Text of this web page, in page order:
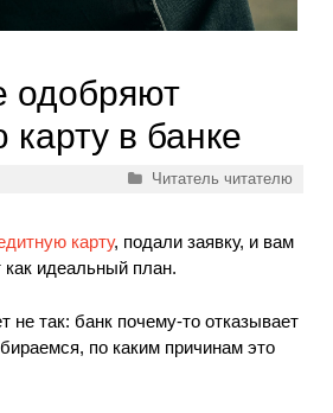
одобряют
карту в банке
Рубрики
Читатель читателю
карту, подали заявку, и вам
идеальный план.
не так: банк почему-то отказывает
по каким причинам это